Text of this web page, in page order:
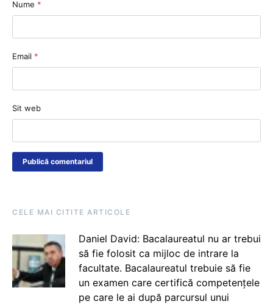
Nume *
Email *
Sit web
CELE MAI CITITE ARTICOLE
Daniel David: Bacalaureatul nu ar trebui
să fie folosit ca mijloc de intrare la
facultate. Bacalaureatul trebuie să fie
un examen care certifică competențele
pe care le ai după parcursul unui